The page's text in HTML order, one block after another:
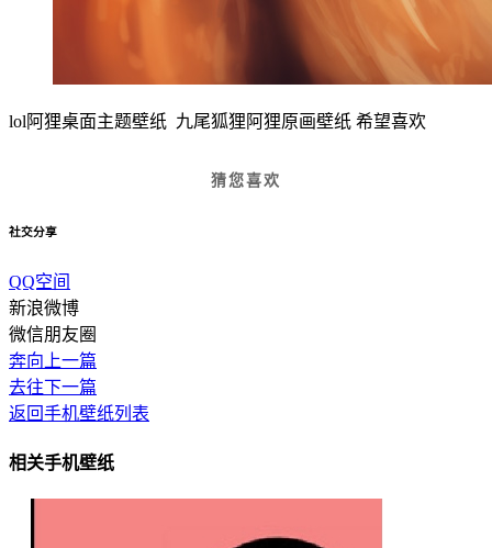
lol阿狸桌面主题壁纸 九尾狐狸阿狸原画壁纸 希望喜欢
猜您喜欢
社交分享
QQ空间
新浪微博
微信朋友圈
奔向上一篇
去往下一篇
返回手机壁纸列表
相关手机壁纸